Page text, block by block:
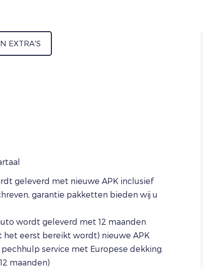
EXTRA'S
geleverd met nieuwe APK inclusief
garantie pakketten bieden wij u
wordt geleverd met 12 maanden
het eerst bereikt wordt) nieuwe APK
service met Europese dekking.
maanden)